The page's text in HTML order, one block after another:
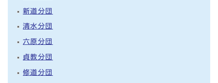
新道分団
清水分団
六原分団
貞教分団
修道分団